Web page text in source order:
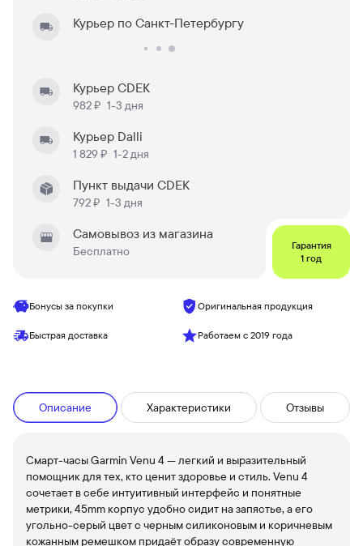
Курьер по Санкт-Петербургу
Курьер CDEK
982 ₽ 1-3 дня
Курьер Dalli
1 829 ₽ 1-2 дня
Пункт выдачи CDEK
792 ₽ 1-3 дня
Самовывоз из магазина
Бесплатно
Гарантия
1 год
Бонусы за покупки Оригинальная продукция
Быстрая доставка Работаем с 2019 года
Описание Характеристики Отзывы
Смарт-часы Garmin Venu 4 — легкий и выразительный
помощник для тех, кто ценит здоровье и стиль. Venu 4
сочетает в себе интуитивный интерфейс и понятные
метрики, 45mm корпус удобно сидит на запястье, а его
угольно-серый цвет с черным силиконовым и коричневым
кожанным ремешком придаёт образу современную